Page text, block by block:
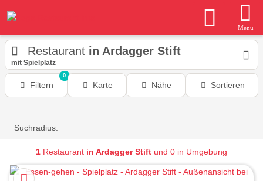
Menu
Restaurant in Ardagger Stift
mit Spielplatz
Filtern
0
Karte Nähe Sortieren
Suchradius:
1 Restaurant in Ardagger Stift und 0 in Umgebung